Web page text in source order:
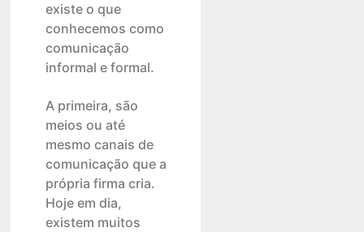
existe o que
conhecemos como
comunicação
informal e formal.
A primeira, são
meios ou até
mesmo canais de
comunicação que a
própria firma cria.
Hoje em dia,
existem muitos